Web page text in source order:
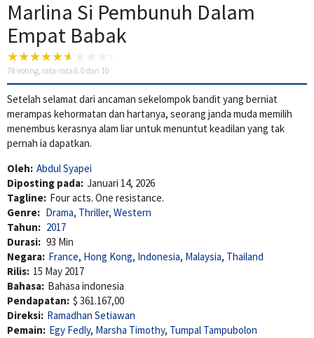
Marlina Si Pembunuh Dalam
Empat Babak
78 voting, rata-rata 6.0 dari 10
Setelah selamat dari ancaman sekelompok bandit yang berniat
merampas kehormatan dan hartanya, seorang janda muda memilih
menembus kerasnya alam liar untuk menuntut keadilan yang tak
pernah ia dapatkan.
Oleh: Abdul Syapei
Diposting pada: Januari 14, 2026
Tagline: Four acts. One resistance.
Genre: Drama, Thriller, Western
Tahun: 2017
Durasi: 93 Min
Negara: France, Hong Kong, Indonesia, Malaysia, Thailand
Rilis: 15 May 2017
Bahasa: Bahasa indonesia
Pendapatan: $ 361.167,00
Direksi: Ramadhan Setiawan
Pemain: Egy Fedly, Marsha Timothy, Tumpal Tampubolon